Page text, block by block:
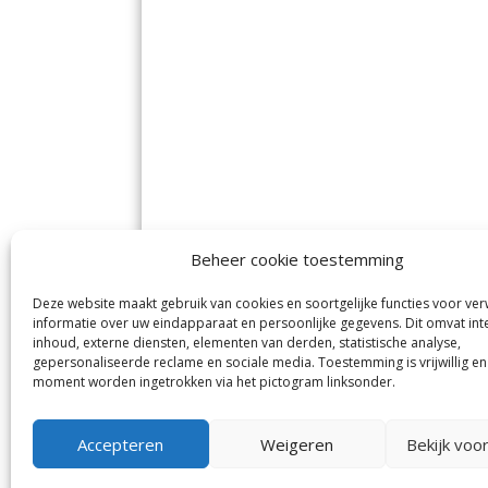
Beheer cookie toestemming
Deze website maakt gebruik van cookies en soortgelijke functies voor
informatie over uw eindapparaat en persoonlijke gegevens. Dit omvat
inhoud, externe diensten, elementen van derden, statistische analyse,
gepersonaliseerde reclame en sociale media. Toestemming is vrijwillig
moment worden ingetrokken via het pictogram linksonder.
Accepteren Weigeren Bekijk
De Nieuwe Meerbode
Visserstraat 10
1431 GJ Aalsmeer
0297-341900
info@meerbode.nl
en
De